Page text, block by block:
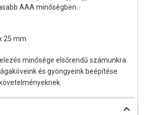
AAA minőségben.
25 mm
minősége elsőrendű számunkra.
és gyöngyeink beépítése